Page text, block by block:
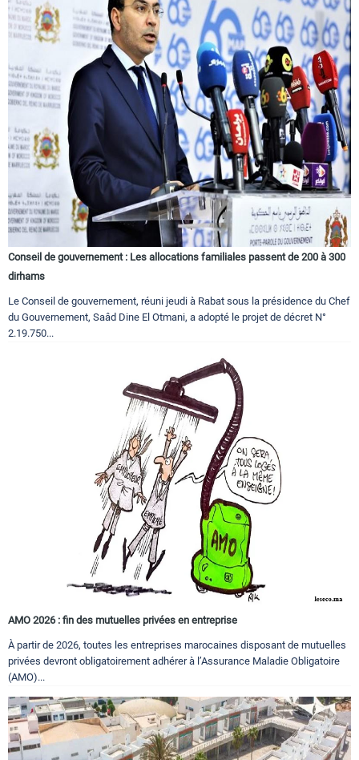
Conseil de gouvernement : Les allocations familiales passent de 200 à 300
dirhams
Le Conseil de gouvernement, réuni jeudi à Rabat sous la présidence du Chef
du Gouvernement, Saâd Dine El Otmani, a adopté le projet de décret N°
2.19.750...
AMO 2026 : fin des mutuelles privées en entreprise
À partir de 2026, toutes les entreprises marocaines disposant de mutuelles
privées devront obligatoirement adhérer à l’Assurance Maladie Obligatoire
(AMO)...